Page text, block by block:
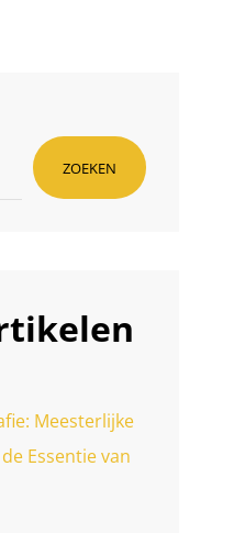
ZOEKEN
Meesterlijke
Essentie van